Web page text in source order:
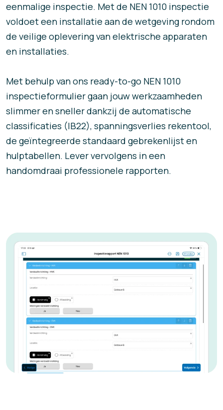
eenmalige inspectie. Met de NEN 1010 inspectie
voldoet een installatie aan de wetgeving rondom
de veilige oplevering van elektrische apparaten
en installaties.
Met behulp van ons ready-to-go NEN 1010
inspectieformulier gaan jouw werkzaamheden
slimmer en sneller dankzij de automatische
classificaties (IB22), spanningsverlies rekentool,
de geïntegreerde standaard gebrekenlijst en
hulptabellen. Lever vervolgens in een
handomdraai professionele rapporten.